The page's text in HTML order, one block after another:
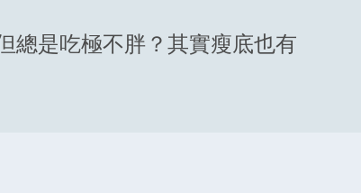
總是吃極不胖？其實瘦底也有